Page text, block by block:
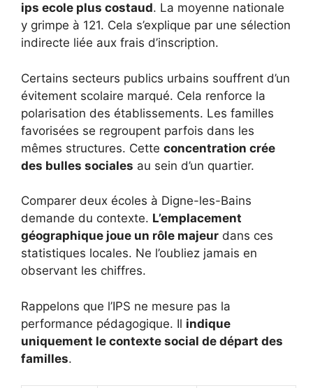
ips ecole plus costaud. La moyenne nationale
y grimpe à 121. Cela s’explique par une sélection
indirecte liée aux frais d’inscription.
Certains secteurs publics urbains souffrent d’un
évitement scolaire marqué. Cela renforce la
polarisation des établissements. Les familles
favorisées se regroupent parfois dans les
mêmes structures. Cette concentration crée
des bulles sociales au sein d’un quartier.
Comparer deux écoles à Digne-les-Bains
demande du contexte. L’emplacement
géographique joue un rôle majeur dans ces
statistiques locales. Ne l’oubliez jamais en
observant les chiffres.
Rappelons que l’IPS ne mesure pas la
performance pédagogique. Il indique
uniquement le contexte social de départ des
familles.